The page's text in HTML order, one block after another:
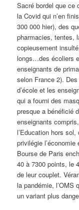
Sacré bordel que ce
la Covid qui n’en
300 000 hier), des
pharmacies, tentes,
copieusement
longs…des écoliers
enseignants de
selon France 2).
d’école et les
qui a fourni des
presque a bénéficié
enseignants
l’Education hors
privilégie
Bourse de Paris
40 à 7300 points, le
de leur couplet.
la pandémie, l’OMS
un variant plus